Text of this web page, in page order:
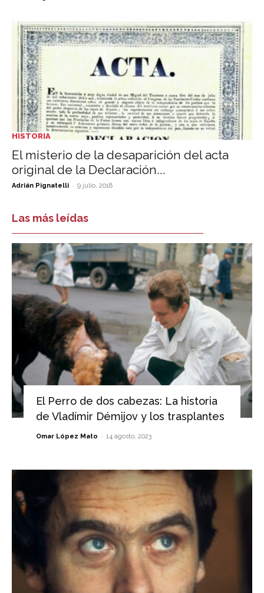
HISTORIA
El misterio de la desaparición del acta
original de la Declaración...
Adrián Pignatelli - 9 julio, 2018
Las más leídas
El Perro de dos cabezas: La historia
de Vladímir Démijov y los trasplantes
Omar López Mato - 14 agosto, 2023